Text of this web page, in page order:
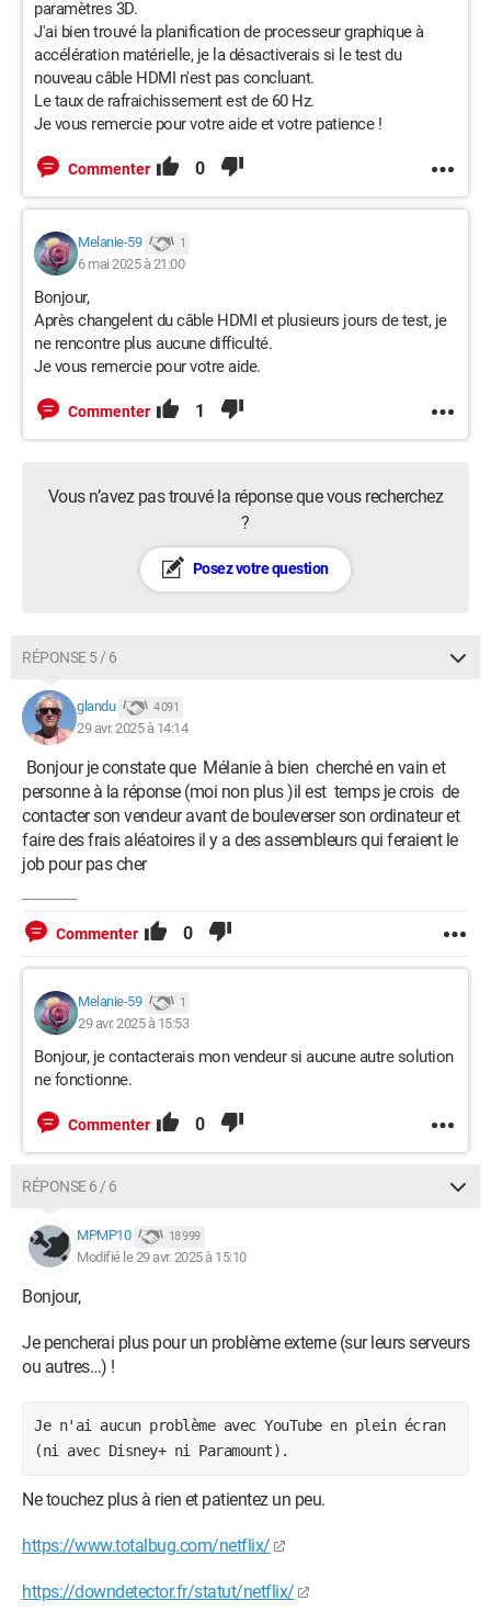
paramètres 3D.
J'ai bien trouvé la planification de processeur graphique à
accélération matérielle, je la désactiverais si le test du
nouveau câble HDMI n'est pas concluant.
Le taux de rafraichissement est de 60 Hz.
Je vous remercie pour votre aide et votre patience !
Commenter 0
Melanie-59 1
6 mai 2025 à 21:00
Bonjour,
Après changelent du câble HDMI et plusieurs jours de test, je
ne rencontre plus aucune difficulté.
Je vous remercie pour votre aide.
Commenter 1
Vous n’avez pas trouvé la réponse que vous recherchez
?
Posez votre question
RÉPONSE 5 / 6
glandu 4 091
29 avr. 2025 à 14:14
Bonjour je constate que Mélanie à bien cherché en vain et
personne à la réponse (moi non plus )il est temps je crois de
contacter son vendeur avant de bouleverser son ordinateur et
faire des frais aléatoires il y a des assembleurs qui feraient le
job pour pas cher
Commenter 0
Melanie-59 1
29 avr. 2025 à 15:53
Bonjour, je contacterais mon vendeur si aucune autre solution
ne fonctionne.
Commenter 0
RÉPONSE 6 / 6
MPMP10 18 999
Modifié le 29 avr. 2025 à 15:10
Bonjour,
Je pencherai plus pour un problème externe (sur leurs serveurs
ou autres…) !
Je n'ai aucun problème avec YouTube en plein écran
(ni avec Disney+ ni Paramount).
Ne touchez plus à rien et patientez un peu.
https://www.totalbug.com/netflix/
https://downdetector.fr/statut/netflix/